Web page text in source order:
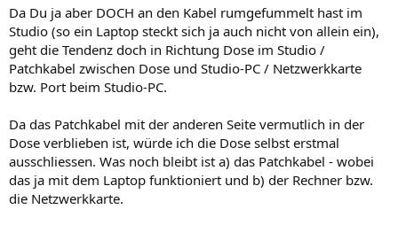
Da Du ja aber DOCH an den Kabel rumgefummelt hast im
Studio (so ein Laptop steckt sich ja auch nicht von allein ein),
geht die Tendenz doch in Richtung Dose im Studio /
Patchkabel zwischen Dose und Studio-PC / Netzwerkkarte
bzw. Port beim Studio-PC.
Da das Patchkabel mit der anderen Seite vermutlich in der
Dose verblieben ist, würde ich die Dose selbst erstmal
ausschliessen. Was noch bleibt ist a) das Patchkabel - wobei
das ja mit dem Laptop funktioniert und b) der Rechner bzw.
die Netzwerkkarte.